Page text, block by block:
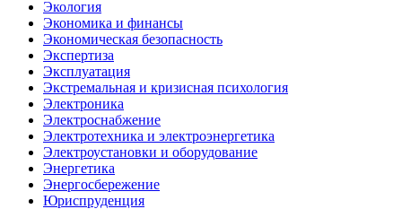
Экология
Экономика и финансы
Экономическая безопасность
Экспертиза
Эксплуатация
Экстремальная и кризисная психология
Электроника
Электроснабжение
Электротехника и электроэнергетика
Электроустановки и оборудование
Энергетика
Энергосбережение
Юриспруденция